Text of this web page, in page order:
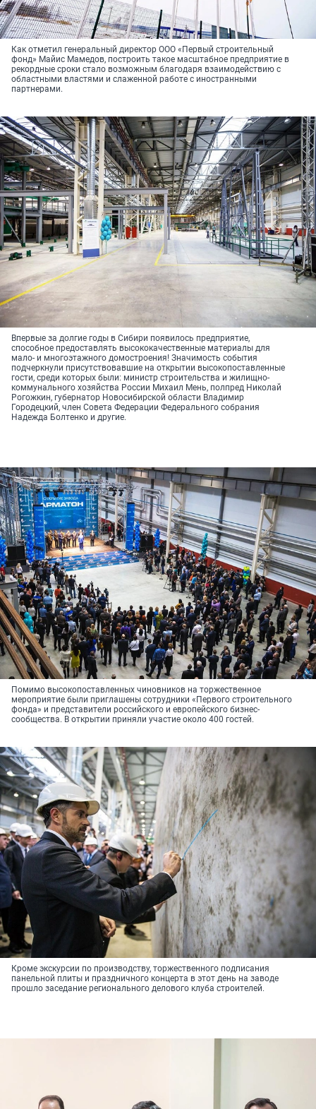
Как отметил генеральный директор ООО «Первый строительный
фонд» Майис Мамедов, построить такое масштабное предприятие в
рекордные сроки стало возможным благодаря взаимодействию с
областными властями и слаженной работе с иностранными
партнерами.
Впервые за долгие годы в Сибири появилось предприятие,
способное предоставлять высококачественные материалы для
мало- и многоэтажного домостроения! Значимость события
подчеркнули присутствовавшие на открытии высокопоставленные
гости, среди которых были: министр строительства и жилищно-
коммунального хозяйства России Михаил Мень, полпред Николай
Рогожкин, губернатор Новосибирской области Владимир
Городецкий, член Совета Федерации Федерального собрания
Надежда Болтенко и другие.
Помимо высокопоставленных чиновников на торжественное
мероприятие были приглашены сотрудники «Первого строительного
фонда» и представители российского и европейского бизнес-
сообщества. В открытии приняли участие около 400 гостей.
Кроме экскурсии по производству, торжественного подписания
панельной плиты и праздничного концерта в этот день на заводе
прошло заседание регионального делового клуба строителей.